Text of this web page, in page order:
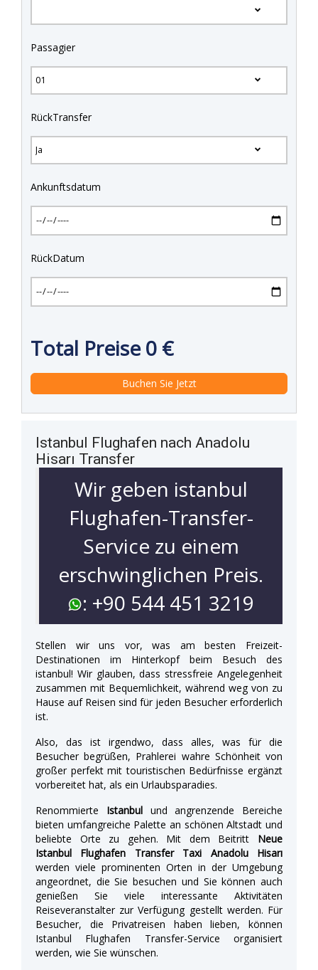
Passagier
RückTransfer
Ankunftsdatum
RückDatum
Total Preise0 €
Istanbul Flughafen nach Anadolu
Hisarı Transfer
Wir geben istanbul
Flughafen-Transfer-
Service zu einem
erschwinglichen Preis.
: +90 544 451 3219
Stellen wir uns vor, was am besten Freizeit-
Destinationen im Hinterkopf beim Besuch des
istanbul! Wir glauben, dass stressfreie Angelegenheit
zusammen mit Bequemlichkeit, während weg von zu
Hause auf Reisen sind für jeden Besucher erforderlich
ist.
Also, das ist irgendwo, dass alles, was für die
Besucher begrüßen, Prahlerei wahre Schönheit von
großer perfekt mit touristischen Bedürfnisse ergänzt
vorbereitet hat, als ein Urlaubsparadies.
Renommierte Istanbulund angrenzende Bereiche
bieten umfangreiche Palette an schönen Altstadt und
beliebte Orte zu gehen. Mit dem Beitritt Neue
Istanbul Flughafen Transfer Taxi Anadolu Hisarı
werden viele prominenten Orten in der Umgebung
angeordnet, die Sie besuchen und Sie können auch
genießen Sie viele interessante Aktivitäten
Reiseveranstalter zur Verfügung gestellt werden. Für
Besucher, die Privatreisen haben lieben, können
Istanbul Flughafen Transfer-Service organisiert
werden, wie Sie wünschen.